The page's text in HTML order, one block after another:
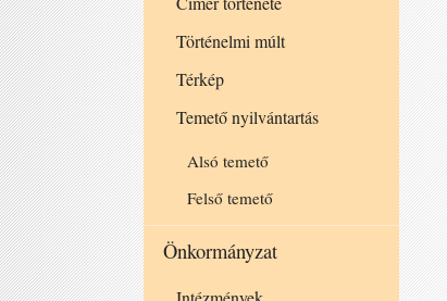
Történelmi múlt
Térkép
Temető nyilvántartás
Alsó temető
Felső temető
Önkormányzat